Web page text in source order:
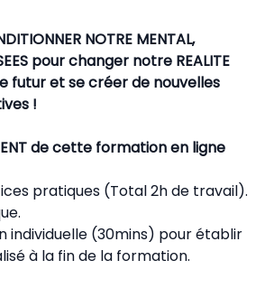
NOTRE MENTAL,
pour changer notre REALITE
futur et se créer de nouvelles
!
de cette formation en ligne
pratiques (Total 2h de travail).
individuelle (30mins) pour établir
à la fin de la formation.